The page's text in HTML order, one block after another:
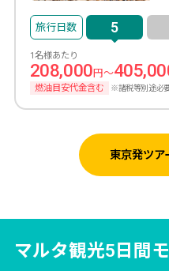
5
1名様あたり
208,000円～
燃油目安代金含む ※諸税等別途必
東京発ツア
マルタ観光5日間